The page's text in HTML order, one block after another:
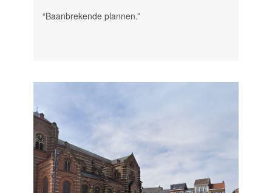
“Baanbrekende plannen.”